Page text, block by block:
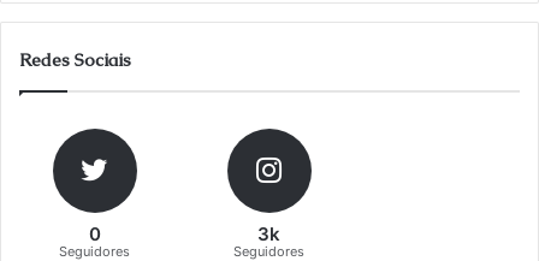
Redes Sociais
0
Seguidores
3k
Seguidores